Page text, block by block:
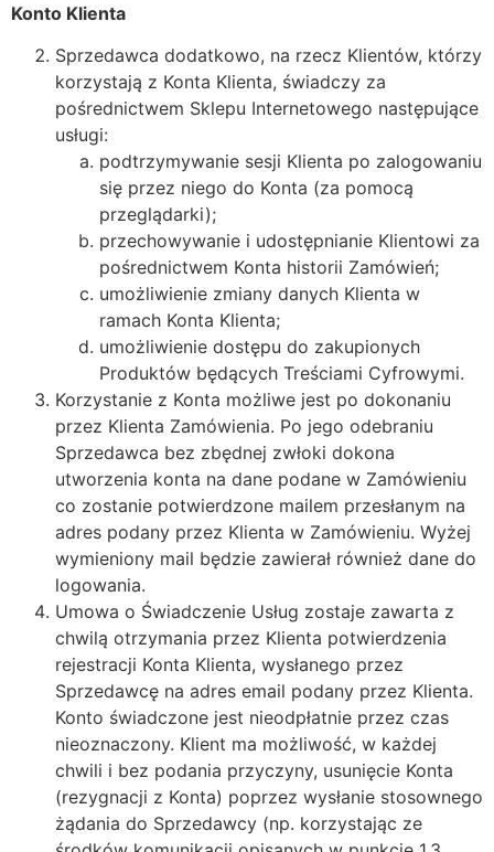
Konto Klienta
Sprzedawca dodatkowo, na rzecz Klientów, którzy
korzystają z Konta Klienta, świadczy za
pośrednictwem Sklepu Internetowego następujące
usługi:
podtrzymywanie sesji Klienta po zalogowaniu
się przez niego do Konta (za pomocą
przeglądarki);
przechowywanie i udostępnianie Klientowi za
pośrednictwem Konta historii Zamówień;
umożliwienie zmiany danych Klienta w
ramach Konta Klienta;
umożliwienie dostępu do zakupionych
Produktów będących Treściami Cyfrowymi.
Korzystanie z Konta możliwe jest po dokonaniu
przez Klienta Zamówienia. Po jego odebraniu
Sprzedawca bez zbędnej zwłoki dokona
utworzenia konta na dane podane w Zamówieniu
co zostanie potwierdzone mailem przesłanym na
adres podany przez Klienta w Zamówieniu. Wyżej
wymieniony mail będzie zawierał również dane do
logowania.
Umowa o Świadczenie Usług zostaje zawarta z
chwilą otrzymania przez Klienta potwierdzenia
rejestracji Konta Klienta, wysłanego przez
Sprzedawcę na adres email podany przez Klienta.
Konto świadczone jest nieodpłatnie przez czas
nieoznaczony. Klient ma możliwość, w każdej
chwili i bez podania przyczyny, usunięcie Konta
(rezygnacji z Konta) poprzez wysłanie stosownego
żądania do Sprzedawcy (np. korzystając ze